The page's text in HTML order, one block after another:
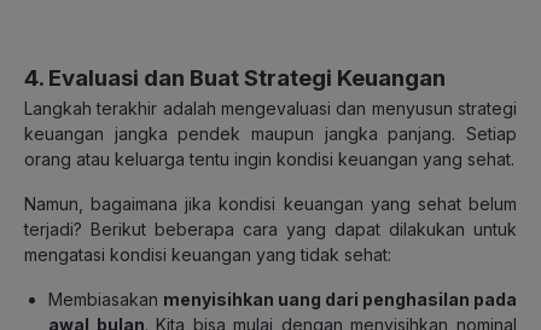
4. Evaluasi dan Buat Strategi Keuangan
Langkah terakhir adalah mengevaluasi dan menyusun strategi
keuangan jangka pendek maupun jangka panjang. Setiap
orang atau keluarga tentu ingin kondisi keuangan yang sehat.
Namun, bagaimana jika kondisi keuangan yang sehat belum
terjadi? Berikut beberapa cara yang dapat dilakukan untuk
mengatasi kondisi keuangan yang tidak sehat:
Membiasakan menyisihkan uang dari penghasilan pada
awal bulan. Kita bisa mulai dengan menyisihkan nominal